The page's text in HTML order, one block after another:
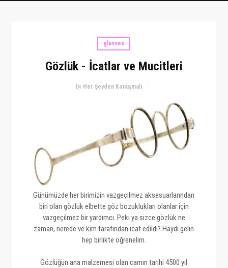
glasses
Gözlük - İcatlar ve Mucitleri
by Her Şeyden Konuşmalı
Günümüzde her birimizin vazgeçilmez aksesuarlarından
biri olan gözlük elbette göz bozuklukları olanlar için
vazgeçilmez bir yardımcı. Peki ya sizce gözlük ne
zaman, nerede ve kim tarafından icat edildi? Haydi gelin
hep birlikte öğrenelim.
Gözlüğün ana malzemesi olan camın tarihi 4500 yıl